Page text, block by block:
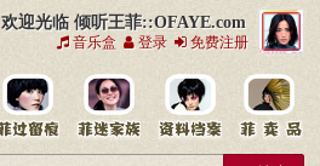
欢迎光临 倾听王菲::OFAYE.com
音乐盒 登录 免费注册